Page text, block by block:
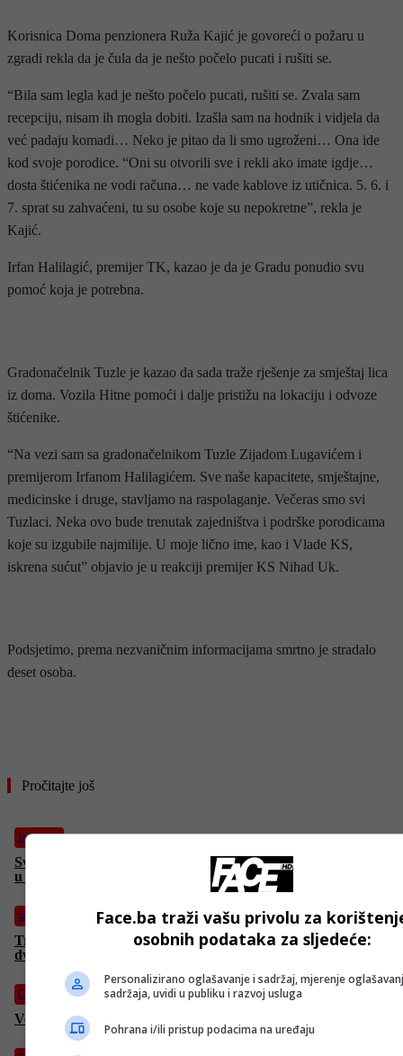
Korisnica Doma penzionera Ruža Kajić je govoreći o požaru u
zgradi rekla da je čula da je nešto počelo pucati i rušiti se.
“Bila sam legla kad je nešto počelo pucati, rušiti se. Zvala sam
recepciju, nisam ih mogla dobiti. Izašla sam na hodnik i vidjela da
već padaju komadi… Neko je pitao da li smo ugroženi… Ona ide
kod svoje porodice. “Oni su otvorili sve i rekli ako imate igdje…
dosta štićenika ne vodi računa… ne vade kablove iz utičnica. 5. 6. i
7. sprat su zahvaćeni, tu su osobe koje su nepokretne”, rekla je
Kajić.
Irfan Halilagić, premijer TK, kazao je da je Gradu ponudio svu
pomoć koja je potrebna.
Gradonačelnik Tuzle je kazao da sada traže rješenje za smještaj lica
iz doma. Vozila Hitne pomoći i dalje pristižu na lokaciju i odvoze
štićenike.
“Na vezi sam sa gradonačelnikom Tuzle Zijadom Lugavićem i
premijerom Irfanom Halilagićem. Sve naše kapacitete, smještajne,
medicinske i druge, stavljamo na raspolaganje. Večeras smo svi
Tuzlaci. Neka ovo bude trenutak zajedništva i podrške porodicama
koje su izgubile najmilije. U moje lično ime, kao i Vlade KS,
iskrena sućut” objavio je u reakciji premijer KS Nihad Uk.
Podsjetimo, prema nezvaničnim informacijama smrtno je stradalo
deset osoba.
Pročitajte još
Izdvojeno
Svjedok podijelio potresne detalje požara u Tuzli: “Previše boli
u ovoj hladnoj novembarskoj noći…”
Izdvojeno
Tragedija u Tuzli: Nakon izbijanja požara u Domu penzionera,
dvoje u intenzivnoj njezi
Crna hronika
Veliki požar u domu penzionera u Tuzli, devet osoba poginulo
Face.ba traži vašu privolu za
osobnih podataka za sljedeće:
Personalizirano oglašavanje i sadržaj, mjerenje
sadržaja, uvidi u publiku i razvoj usluga
Pohrana i/ili pristup podacima na uređaju